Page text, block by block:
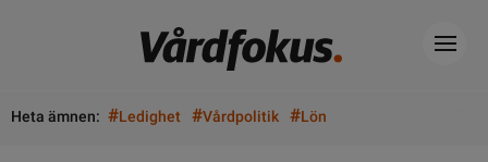
Heta ämnen: #Ledighet #Vårdpolitik #Lön